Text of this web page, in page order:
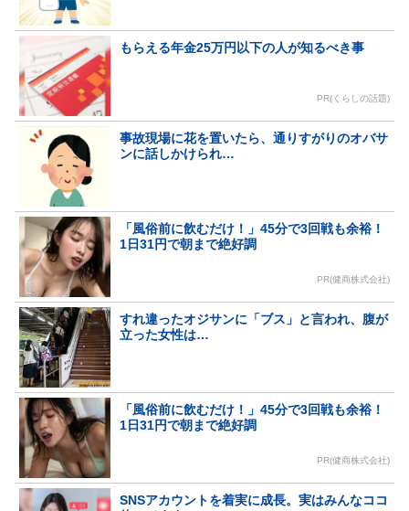
もらえる年金25万円以下の人が知るべき事
PR(くらしの話題)
事故現場に花を置いたら、通りすがりのオバサ
ンに話しかけられ…
「風俗前に飲むだけ！」45分で3回戦も余裕！
1日31円で朝まで絶好調
PR(健商株式会社)
すれ違ったオジサンに「ブス」と言われ、腹が
立った女性は…
「風俗前に飲むだけ！」45分で3回戦も余裕！
1日31円で朝まで絶好調
PR(健商株式会社)
SNSアカウントを着実に成長。実はみんなココ